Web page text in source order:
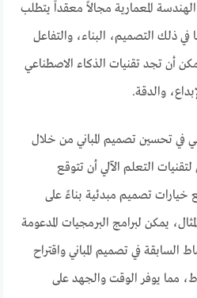
الهندسة المعمارية مجالاً معقداً يتطلب
ذلك التصميم، البناء، والتفاعل
أن تجد تقنيات الذكاء الاصطناعي
والدقة.
في تحسين تصميم المباني من خلال
التعلم الآلي أن تتوقع
تصميم مبدئية بناءً على
يمكن لبرامج البرمجيات المدعومة
السابقة في تصميم المباني واقتراح
مما يوفر الوقت والجهد على